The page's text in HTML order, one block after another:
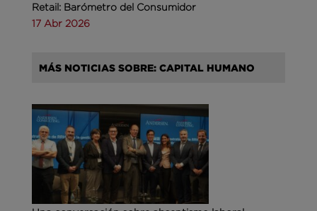
Retail: Barómetro del Consumidor
17 Abr 2026
MÁS NOTICIAS SOBRE: CAPITAL HUMANO